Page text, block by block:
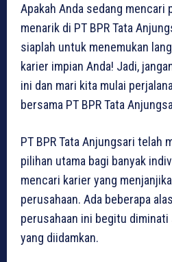
Apakah Anda sedang mencari
menarik di PT BPR Tata
siaplah untuk menemukan
karier impian Anda! Jadi,
ini dan mari kita mulai
bersama PT BPR Tata
PT BPR Tata Anjungsari telah
pilihan utama bagi banyak
mencari karier yang
perusahaan. Ada beberapa
perusahaan ini begitu
yang diidamkan.